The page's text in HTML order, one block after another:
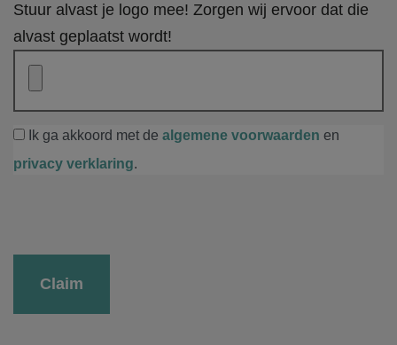
Stuur alvast je logo mee! Zorgen wij ervoor dat die
alvast geplaatst wordt!
Ik ga akkoord met de algemene voorwaarden en
privacy verklaring.